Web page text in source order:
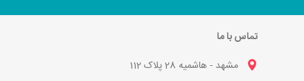
تماس با ما
مشهد - هاشمیه 28 پلاک 112